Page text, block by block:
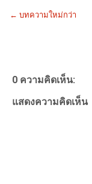
← บทความใหม่กว่า
0 ความคิดเห็น:
แสดงความคิดเห็น